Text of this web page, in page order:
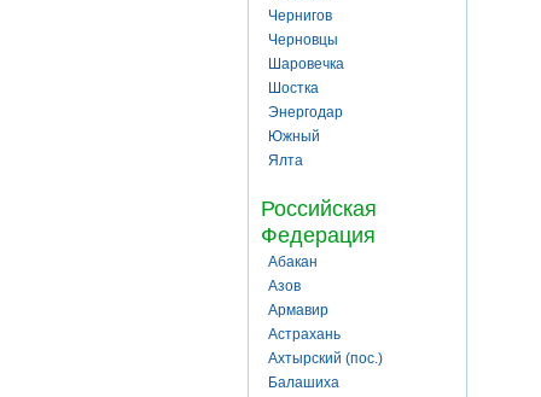
Чернигов
Черновцы
Шаровечка
Шостка
Энергодар
Южный
Ялта
Российская
Федерация
Абакан
Азов
Армавир
Астрахань
Ахтырский (пос.)
Балашиха